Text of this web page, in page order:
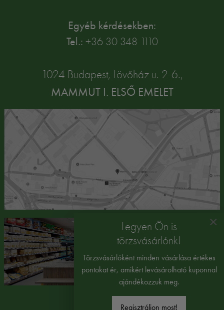
Egyéb kérdésekben:
Tel.: +36 30 348 1110
1024 Budapest, Lövőház u. 2-6.,
MAMMUT I. ELSŐ EMELET
×
Legyen Ön is
törzsvásárlónk!
Törzsvásárlóként minden vásárlása értékes
pontokat ér, amikért levásárolható kuponnal
ajándékozzuk meg.
Regisztráljon most!